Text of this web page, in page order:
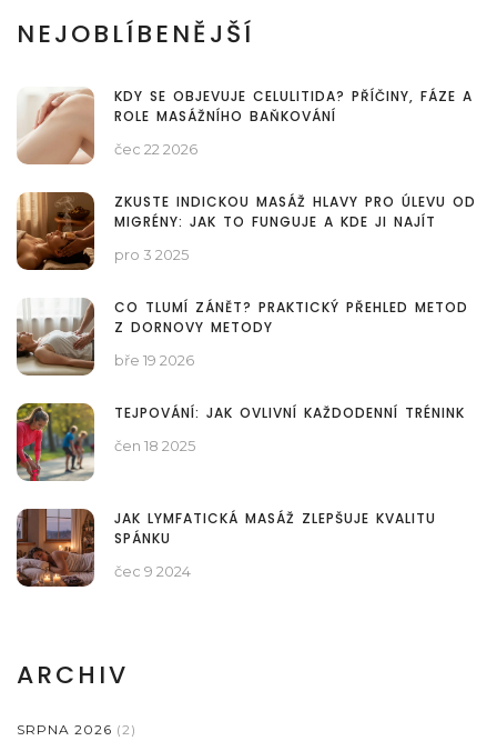
NEJOBLÍBENĚJŠÍ
KDY SE OBJEVUJE CELULITIDA? PŘÍČINY, FÁZE A
ROLE MASÁŽNÍHO BAŇKOVÁNÍ
čec 22 2026
ZKUSTE INDICKOU MASÁŽ HLAVY PRO ÚLEVU OD
MIGRÉNY: JAK TO FUNGUJE A KDE JI NAJÍT
pro 3 2025
CO TLUMÍ ZÁNĚT? PRAKTICKÝ PŘEHLED METOD
Z DORNOVY METODY
bře 19 2026
TEJPOVÁNÍ: JAK OVLIVNÍ KAŽDODENNÍ TRÉNINK
čen 18 2025
JAK LYMFATICKÁ MASÁŽ ZLEPŠUJE KVALITU
SPÁNKU
čec 9 2024
ARCHIV
SRPNA 2026 (2)